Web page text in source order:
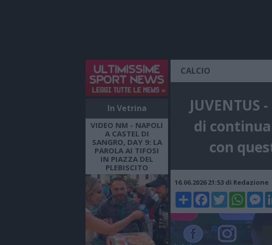
In Vetrina
VIDEO NM - NAPOLI
A CASTEL DI
SANGRO, DAY 9: LA
PAROLA AI TIFOSI
IN PIAZZA DEL
PLEBISCITO
CALCIO
JUVENTUS
di
con
16.06.2026 21:53 di Redazione
ShareFacebookTwitterWhatsApp